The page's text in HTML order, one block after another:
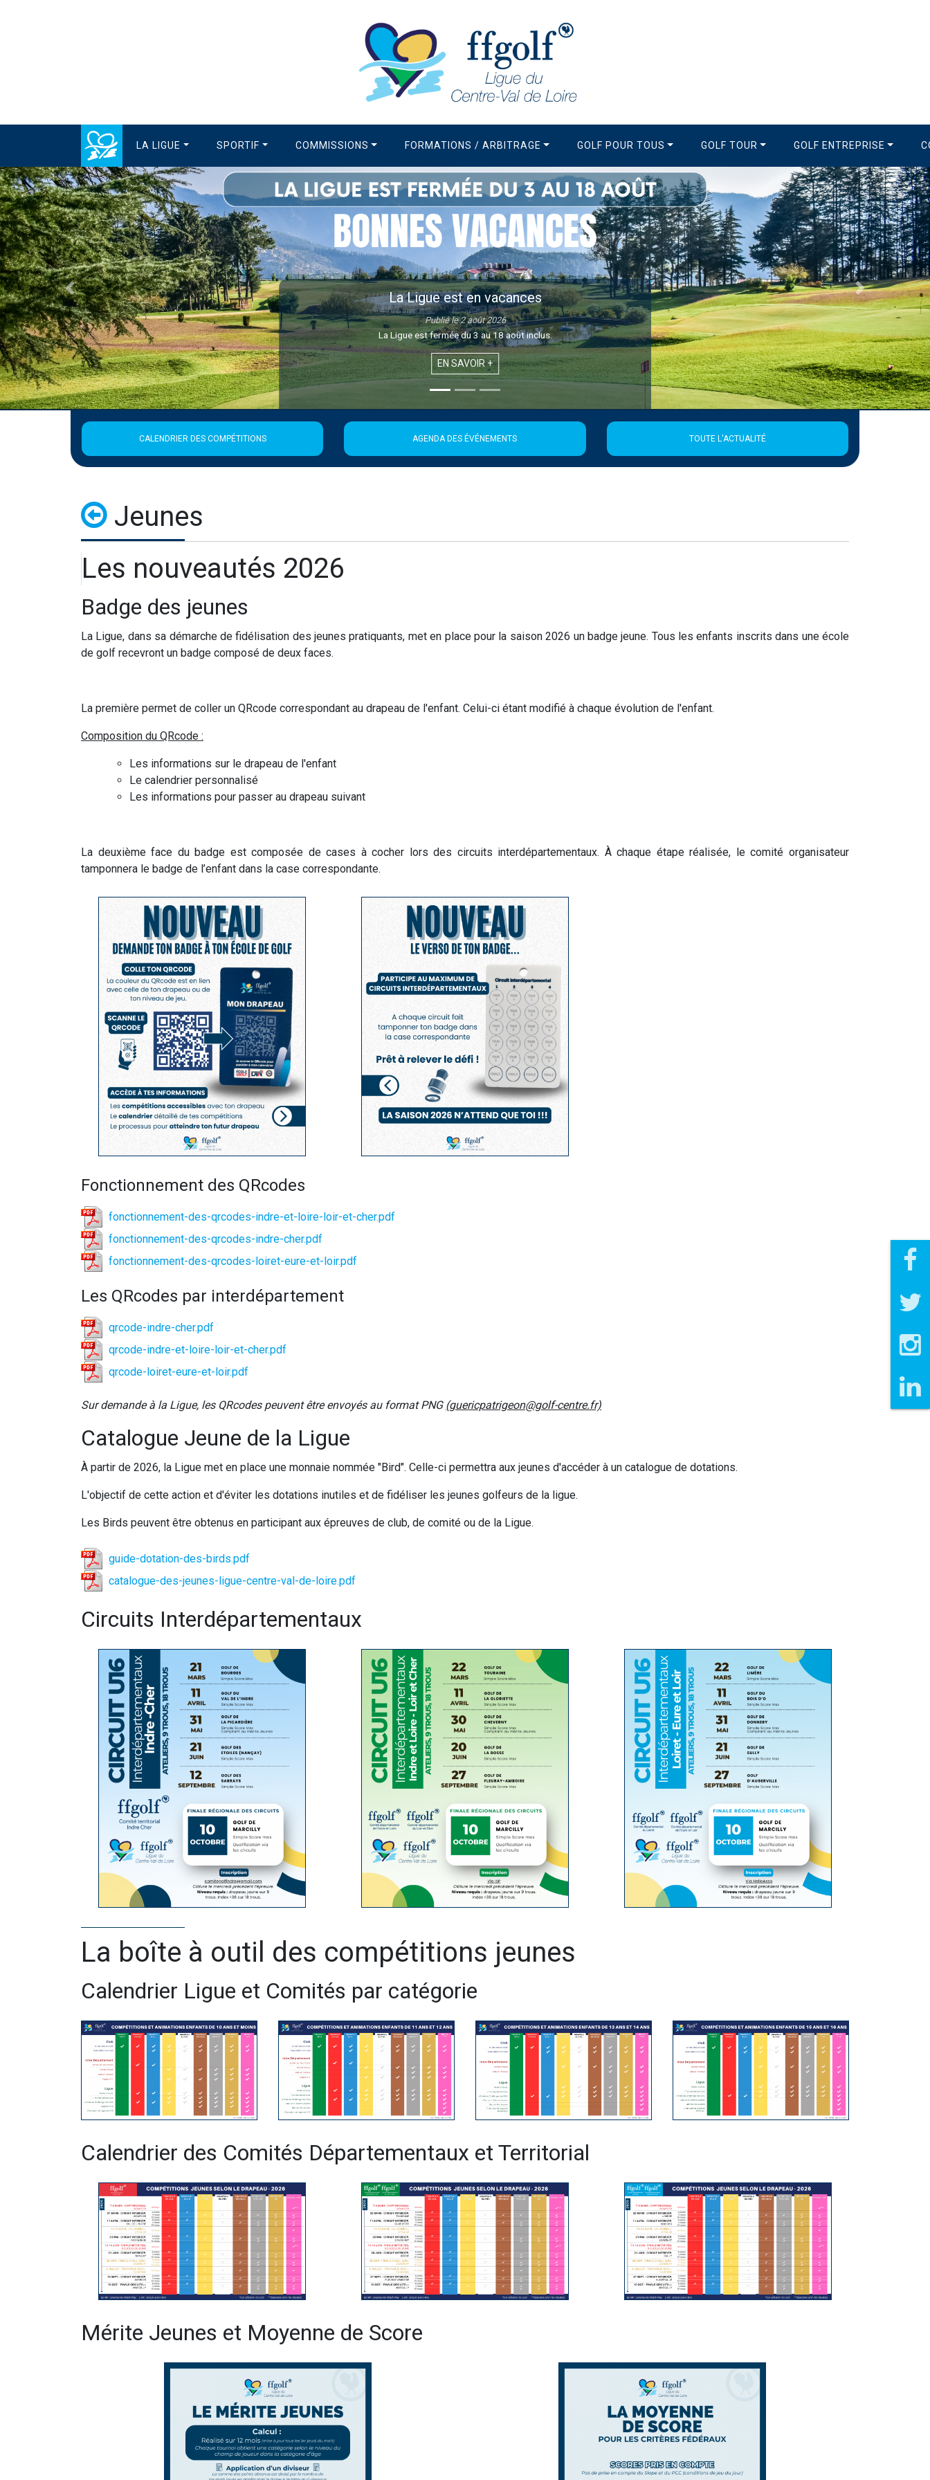
LA LIGUE SPORTIF COMMISSIONS FORMATIONS / ARBITRAGE GOLF POUR TOUS GOLF TOUR GOLF ENTREPRISE
La Newsletter de la Ligue
Publié le 1 août 2026
Retrouvez la 21ème édition de la Newsletter de la Ligue
EN SAVOIR +
Précédent Suivant
CALENDRIER DES COMPÉTITIONS AGENDA DES ÉVÉNEMENTS TOUTE L'ACTUALITÉ
Jeunes
Les nouveautés 2026
Badge des jeunes
La Ligue, dans sa démarche de fidélisation des jeunes pratiquants, met en place pour la saison 2026 un badge jeune. Tous les enfants inscrits dans une école
de golf recevront un badge composé de deux faces.
La première permet de coller un QRcode correspondant au drapeau de l'enfant. Celui-ci étant modifié à chaque évolution de l'enfant.
Composition du QRcode :
Les informations sur le drapeau de l'enfant
Le calendrier personnalisé
Les informations pour passer au drapeau suivant
La deuxième face du badge est composée de cases à cocher lors des circuits interdépartementaux. À chaque étape réalisée, le comité organisateur
tamponnera le badge de l’enfant dans la case correspondante.
Fonctionnement des QRcodes
fonctionnement-des-qrcodes-indre-et-loire-loir-et-cher.pdf
fonctionnement-des-qrcodes-indre-cher.pdf
fonctionnement-des-qrcodes-loiret-eure-et-loir.pdf
Les QRcodes par interdépartement
qrcode-indre-cher.pdf
qrcode-indre-et-loire-loir-et-cher.pdf
qrcode-loiret-eure-et-loir.pdf
Sur demande à la Ligue, les QRcodes peuvent être envoyés au format PNG (guericpatrigeon@golf-centre.fr)
Catalogue Jeune de la Ligue
À partir de 2026, la Ligue met en place une monnaie nommée "Bird". Celle-ci permettra aux jeunes d'accéder à un catalogue de dotations.
L'objectif de cette action et d'éviter les dotations inutiles et de fidéliser les jeunes golfeurs de la ligue.
Les Birds peuvent être obtenus en participant aux épreuves de club, de comité ou de la Ligue.
guide-dotation-des-birds.pdf
catalogue-des-jeunes-ligue-centre-val-de-loire.pdf
Circuits Interdépartementaux
La boîte à outil des compétitions jeunes
Calendrier Ligue et Comités par catégorie
Calendrier des Comités Départementaux et Territorial
Mérite Jeunes et Moyenne de Score